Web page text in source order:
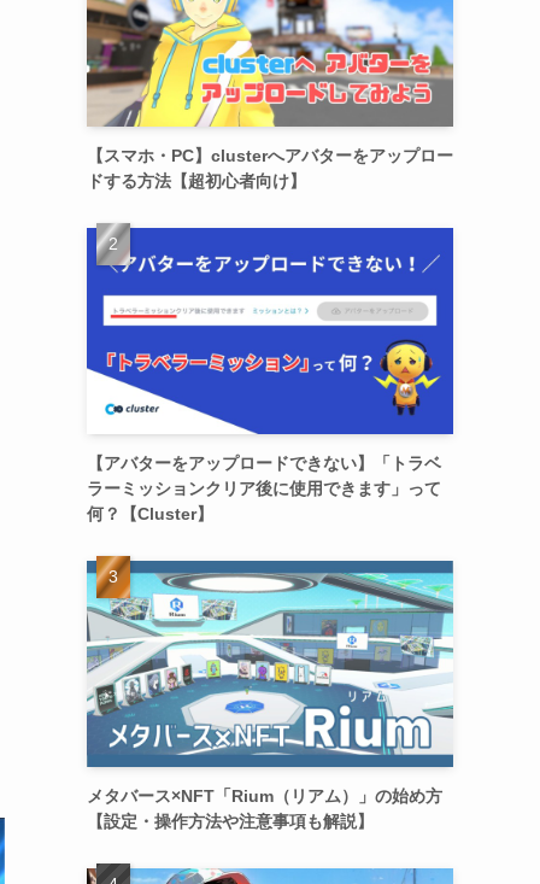
【スマホ・PC】clusterへアバターをアップロー
ドする方法【超初心者向け】
【アバターをアップロードできない】「トラベ
ラーミッションクリア後に使用できます」って
何？【Cluster】
メタバース×NFT「Rium（リアム）」の始め方
【設定・操作方法や注意事項も解説】